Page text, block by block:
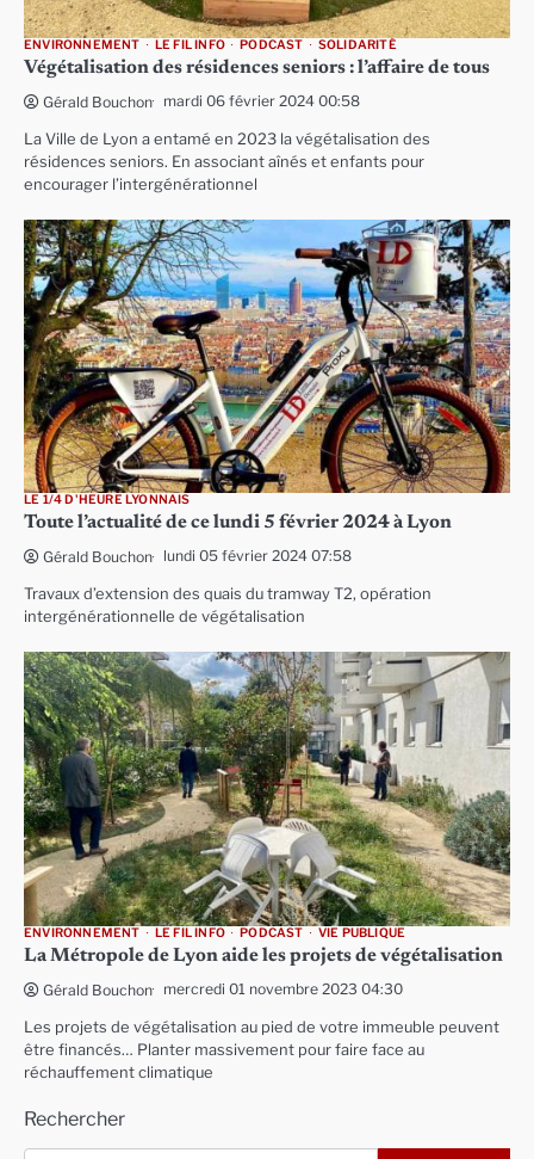
ENVIRONNEMENT LE FIL INFO PODCAST SOLIDARITÉ
Végétalisation des résidences seniors : l’affaire de tous
Gérald Bouchon mardi 06 février 2024 00:58
La Ville de Lyon a entamé en 2023 la végétalisation des
résidences seniors. En associant aînés et enfants pour
encourager l’intergénérationnel
LE 1/4 D'HEURE LYONNAIS
Toute l’actualité de ce lundi 5 février 2024 à Lyon
Gérald Bouchon lundi 05 février 2024 07:58
Travaux d’extension des quais du tramway T2, opération
intergénérationnelle de végétalisation
ENVIRONNEMENT LE FIL INFO PODCAST VIE PUBLIQUE
La Métropole de Lyon aide les projets de végétalisation
Gérald Bouchon mercredi 01 novembre 2023 04:30
Les projets de végétalisation au pied de votre immeuble peuvent
être financés… Planter massivement pour faire face au
réchauffement climatique
Rechercher